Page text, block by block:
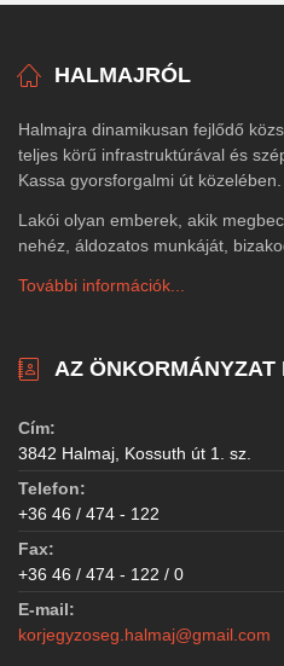
HALMAJRÓL
Halmajra dinamikusan fejlődő
teljes körű infrastruktúrával és
Kassa gyorsforgalmi út közelében.
Lakói olyan emberek, akik
nehéz, áldozatos munkáját,
További információk...
AZ ÖNKORMÁNYZAT
Cím:
3842 Halmaj, Kossuth út 1. sz.
Telefon:
+36 46 / 474 - 122
Fax:
+36 46 / 474 - 122 / 0
E-mail:
korjegyzoseg.halmaj@gmail.com